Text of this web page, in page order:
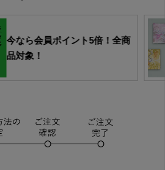
今なら会員ポイント5倍！全商
品対象！